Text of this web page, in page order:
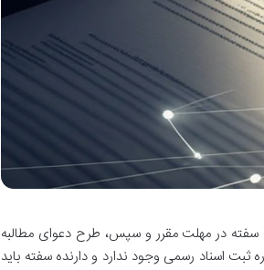
در مهلت مقرر و سپس، طرح دعوای مطالبه
اسناد رسمی وجود ندارد و دارنده سفته باید